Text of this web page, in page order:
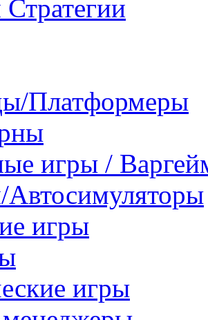
Платформеры
игры /
Автосимуляторы
игры
игры